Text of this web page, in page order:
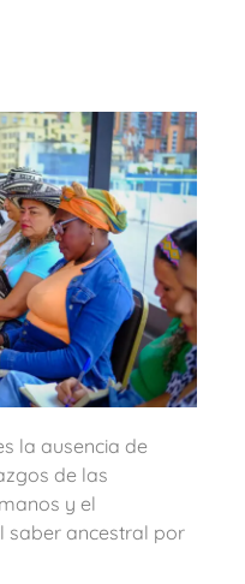
la ausencia de
de las
y el
saber ancestral por